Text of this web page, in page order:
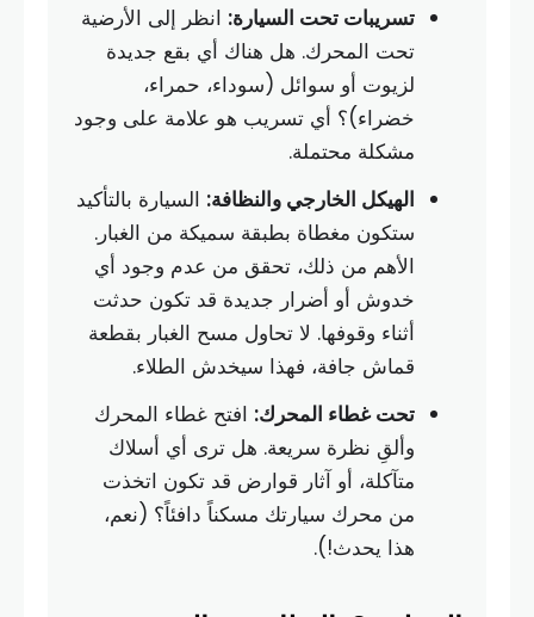
تسريبات تحت السيارة: انظر إلى الأرضية
تحت المحرك. هل هناك أي بقع جديدة
لزيوت أو سوائل (سوداء، حمراء،
خضراء)؟ أي تسريب هو علامة على وجود
مشكلة محتملة.
الهيكل الخارجي والنظافة: السيارة بالتأكيد
ستكون مغطاة بطبقة سميكة من الغبار.
الأهم من ذلك، تحقق من عدم وجود أي
خدوش أو أضرار جديدة قد تكون حدثت
أثناء وقوفها. لا تحاول مسح الغبار بقطعة
قماش جافة، فهذا سيخدش الطلاء.
تحت غطاء المحرك: افتح غطاء المحرك
وألقِ نظرة سريعة. هل ترى أي أسلاك
متآكلة، أو آثار قوارض قد تكون اتخذت
من محرك سيارتك مسكناً دافئاً؟ (نعم،
هذا يحدث!).